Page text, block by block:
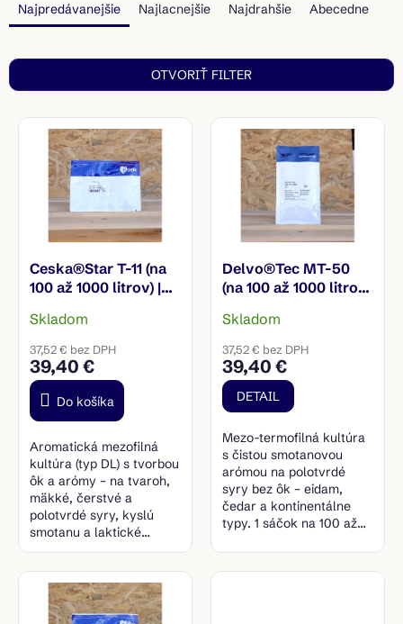
d
n
i
Najpredávanejšie Najlacnejšie Najdrahšie Abecedne
OTVORIŤ FILTER
Ceska®Star T-11 (na
100 až 1000 litrov) |
kultúra
Skladom
37,52 € bez DPH
39,40 €
Do košíka
Aromatická mezofilná
kultúra (typ DL) s tvorbou
ôk a arómy – na tvaroh,
mäkké, čerstvé a
polotvrdé syry, kyslú
smotanu a laktické
maslo. 1 sáčok na 100 až
Delvo®Tec MT-50
(na 100 až 1000 litrov)
kultúra
Skladom
37,52 € bez DPH
39,40 €
DETAIL
Mezo-termofilná kultúra
s čistou smotanovou
arómou na polotvrdé
syry bez ôk – eidam,
čedar a kontinentálne
typy. 1 sáčok na 100 až